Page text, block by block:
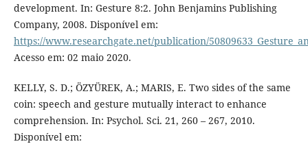
development. In: Gesture 8:2. John Benjamins Publishing
Company, 2008. Disponível em:
https://www.researchgate.net/publication/
Acesso em: 02 maio 2020.
KELLY, S. D.; ÖZYÜREK, A.; MARIS, E. Two sides of the same
coin: speech and gesture mutually interact to enhance
comprehension. In: Psychol. Sci. 21, 260 – 267, 2010.
Disponível em: